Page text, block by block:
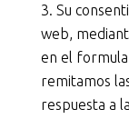
Su
web,
en el
remitamos
respuesta a